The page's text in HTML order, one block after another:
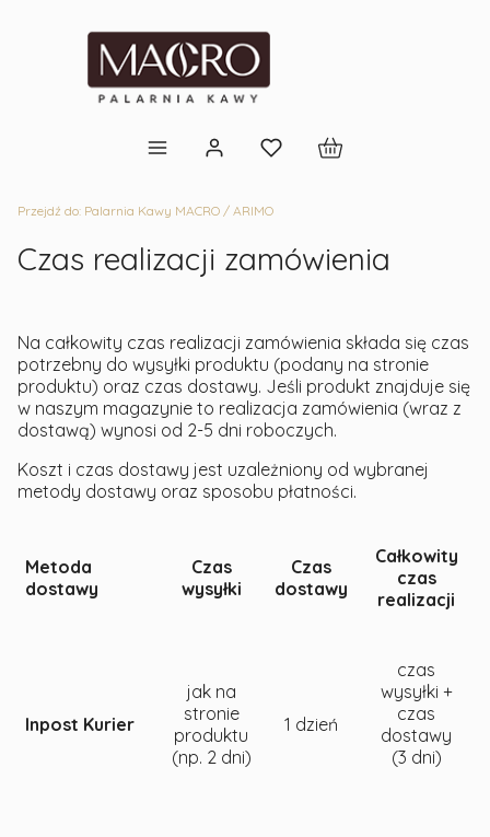
Produkty w koszyku:
Przejdź do: Palarnia Kawy MACRO / ARIMO
Czas realizacji zamówienia
Na całkowity czas realizacji zamówienia składa się czas
potrzebny do wysyłki produktu (podany na stronie
produktu) oraz czas dostawy. Jeśli produkt znajduje się
w naszym magazynie to realizacja zamówienia (wraz z
dostawą) wynosi od 2-5 dni roboczych.
Koszt i czas dostawy jest uzależniony od wybranej
metody dostawy oraz sposobu płatności.
Metoda
dostawy
Czas
wysyłki
Czas
dostawy
Całkowity
czas
realizacji
Inpost Kurier
jak na
stronie
produktu
(np. 2 dni)
1 dzień
czas
wysyłki +
czas
dostawy
(3 dni)